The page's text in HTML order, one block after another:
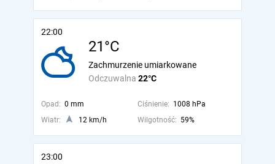
22:00
21°C
Odczuwalna 22°C
Zachmurzenie umiarkowane
Opad: 0 mm Ciśnienie: 1008 hPa
Wiatr:
12 km/h Wilgotność: 59%
23:00